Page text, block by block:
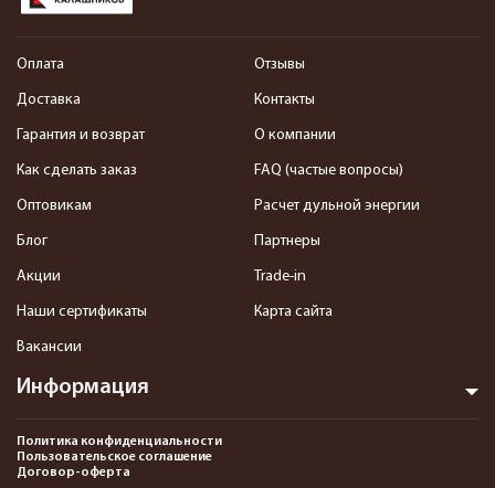
Информация
Оплата
Доставка
Гарантия и возврат
Как сделать заказ
Оптовикам
Блог
Акции
Наши сертификаты
Вакансии
Отзывы
Контакты
О компании
FAQ (частые вопросы)
Расчет дульной энергии
Партнеры
Trade-in
Карта сайта
Политика конфиденциальности
Пользовательское соглашение
Договор-оферта